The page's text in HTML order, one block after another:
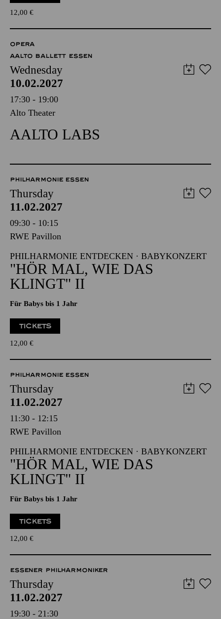
12,00 €
OPERA
AALTO BALLETT ESSEN
Wednesday
10.02.2027
17:30 - 19:00
Alto Theater
AALTO LABS
PHILHARMONIE ESSEN
Thursday
11.02.2027
09:30 - 10:15
RWE Pavillon
PHILHARMONIE ENTDECKEN · BABYKONZERT
"HÖR MAL, WIE DAS
KLINGT" II
Für Babys bis 1 Jahr
TICKETS
12,00 €
PHILHARMONIE ESSEN
Thursday
11.02.2027
11:30 - 12:15
RWE Pavillon
PHILHARMONIE ENTDECKEN · BABYKONZERT
"HÖR MAL, WIE DAS
KLINGT" II
Für Babys bis 1 Jahr
TICKETS
12,00 €
ESSENER PHILHARMONIKER
Thursday
11.02.2027
19:30 - 21:30